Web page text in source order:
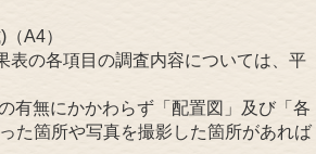
A4）
表の各項目の調査内容については、平
有無にかかわらず「配置図」及び「各
た箇所や写真を撮影した箇所があれば